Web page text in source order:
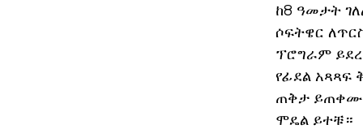
ከ8 ዓመታት
ሶፍትዌር
ፕሮግራም
የፊደል አጻጻፍ
ጠቅታ
ሞዴል ይተቹ።